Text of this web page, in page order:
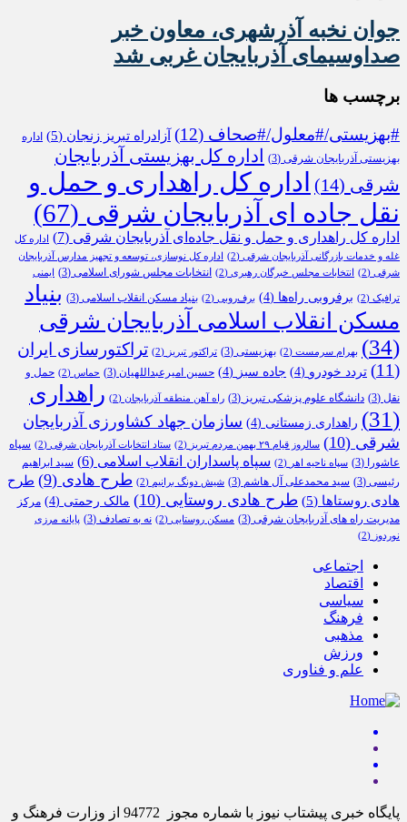
جوان نخبه آذرشهری، معاون خبر
صداوسیمای آذربایجان غربی شد
برچسب ها
#بهزیستی/#معلول/#صحاف (12) آزادراه تبریز زنجان (5)
اداره
بهزیستی آذربایجان شرقی (3)
اداره کل بهزیستی آذربایجان
شرقی (14)
اداره کل راهداری و حمل و
نقل جاده ای آذربایجان شرقی (67)
اداره کل راهداری و حمل و نقل جاده‌ای آذربایجان شرقی (7)
اداره کل
غله و خدمات بازرگانی آذربایجان شرقی (2)
اداره کل نوسازی، توسعه و تجهیز مدارس آذربایجان
شرقی (2) انتخابات مجلس خبرگان رهبری (2) انتخابات مجلس شورای اسلامی (3) ایمنی
ترافیک (2) برفروبی راه‌ها (4) برف‌روبی (2) بنیاد مسکن انقلاب اسلامی (3)
بنیاد
مسکن انقلاب اسلامی آذربایجان شرقی
(34)
بهرام سرمست (2) بهزیستی (3) تراکتور تبریز (2)
تراکتورسازی ایران
(11)
تردد خودرو (4) جاده سبز (4) حسین امیرعبداللهیان (3) حماس (2)
حمل و
نقل (3) دانشگاه علوم پزشکی تبریز (3) راه آهن منطقه آذربایجان (2)
راهداری
(31)
راهداری زمستانی (4)
سازمان جهاد کشاورزی آذربایجان
شرقی (10) سالروز قیام ۲۹ بهمن مردم تبریز (2) ستاد انتخابات آذربایجان شرقی (2)
سپاه
عاشورا
(3) سپاه ناحیه اهر (2) سپاه پاسداران انقلاب اسلامی (6)
سید ابراهیم
رئیسی (3) سید محمدعلی آل هاشم (3) شیش دونگ برانیم (2) طرح هادی (9)
طرح
هادی روستاها (5) طرح هادی روستایی (10) مالک رحمتی (4)
مرکز
مدیریت راه های آذربایجان شرقی (3) مسکن روستایی (2) نه به تصادف (3)
پایانه مرزی
نوردوز (2)
اجتماعی
اقتصاد
سیاسی
فرهنگ
مذهبی
ورزش
علم و فناوری
پایگاه خبری پیشتاب نیوز با شماره مجوز 94772 از وزارت فرهنگ و